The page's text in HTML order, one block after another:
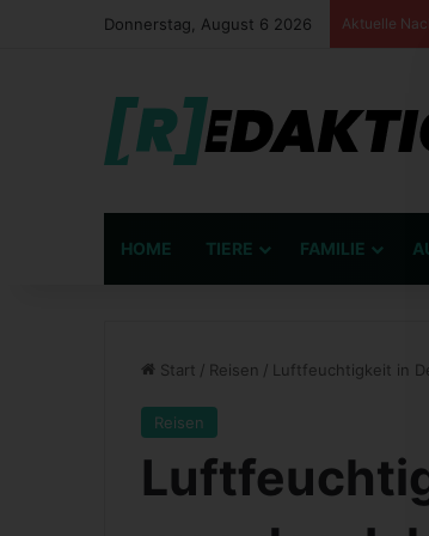
Donnerstag, August 6 2026 Aktuelle
HOME TIERE FAMILIE
Start / Reisen / Luftfeuchtigkeit in
Reisen